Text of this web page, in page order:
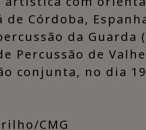
Córdoba,
da Guarda
Percussão de
conjunta, no dia
CMG